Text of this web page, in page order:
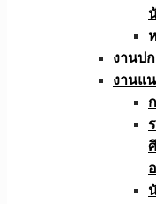
งานป
งานแ